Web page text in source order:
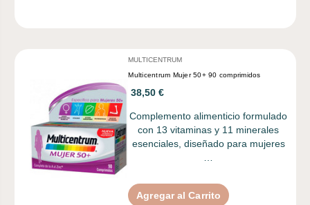
MULTICENTRUM
Multicentrum Mujer 50+ 90 comprimidos
38,50 €
Complemento alimenticio formulado
con 13 vitaminas y 11 minerales
esenciales, diseñado para mujeres
Agregar al Carrito